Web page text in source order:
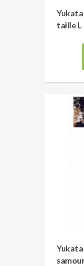
Yukata
taille L